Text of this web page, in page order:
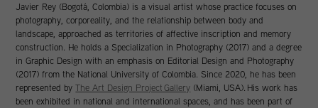
Javier Rey (Bogotá, Colombia) is a visual artist whose practice focuses on
photography, corporeality, and the relationship between body and
landscape, approached as territories of affective inscription and memory
construction. He holds a Specialization in Photography (2017) and a degree
in Graphic Design with an emphasis on Editorial Design and Photography
(2017) from the National University of Colombia. Since 2020, he has been
represented byThe Art Design Project Gallery (Miami , USA) . His work has
been exhibited in national and international spaces, and has been part of